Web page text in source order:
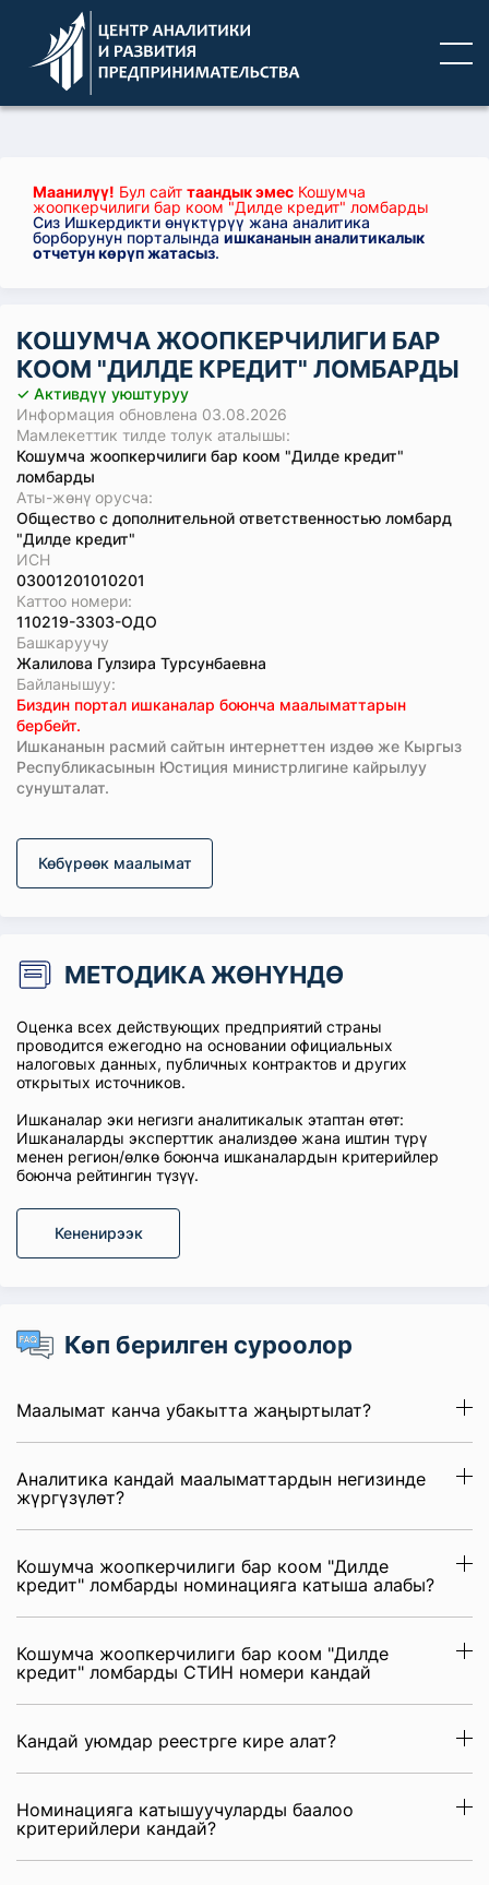
Маанилүү! Бул сайт таандык эмес Кошумча
жоопкерчилиги бар коом "Дилде кредит" ломбарды
Сиз Ишкердикти өнүктүрүү жана аналитика
борборунун порталындаишкананын аналитикалык
отчетун көрүп жатасыз.
КОШУМЧА ЖООПКЕРЧИЛИГИ БАР
КООМ "ДИЛДЕ КРЕДИТ" ЛОМБАРДЫ
✓ Активдүү уюштуруу
Информация обновлена 03.08.2026
Мамлекеттик тилде толук аталышы:
Кошумча жоопкерчилиги бар коом "Дилде кредит"
ломбарды
Аты-жөнү орусча:
Общество с дополнительной ответственностью ломбард
"Дилде кредит"
ИСН
03001201010201
Каттоо номери:
110219-3303-ОДО
Башкаруучу
Жалилова Гулзира Турсунбаевна
Байланышуу:
Биздин портал ишканалар боюнча маалыматтарын
бербейт.
Ишкананын расмий сайтын интернеттен издөө же Кыргыз
Республикасынын Юстиция министрлигине кайрылуу
сунушталат.
Көбүрөөк маалымат
МЕТОДИКА ЖӨНҮНДӨ
Оценка всех действующих предприятий страны
проводится ежегодно на основании официальных
налоговых данных, публичных контрактов и других
открытых источников.
Ишканалар эки негизги аналитикалык этаптан өтөт:
Ишканаларды эксперттик анализдөө жана иштин түрү
менен регион/өлкө боюнча ишканалардын критерийлер
боюнча рейтингин түзүү.
Кененирээк
Көп берилген суроолор
Маалымат канча убакытта жаңыртылат?
Аналитика кандай маалыматтардын негизинде
жүргүзүлөт?
Кошумча жоопкерчилиги бар коом "Дилде
кредит" ломбарды номинацияга катыша алабы?
Кошумча жоопкерчилиги бар коом "Дилде
кредит" ломбарды СТИН номери кандай
Кандай уюмдар реестрге кире алат?
Номинацияга катышуучуларды баалоо
критерийлери кандай?